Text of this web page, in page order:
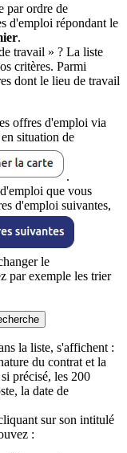
par ordre de
d'emploi répondant le
.
travail » ? La liste
critères. Parmi
dont le lieu de travail
offres d'emploi via
situation de
.
que vous
d'emploi suivantes,
le
par exemple les trier
la liste, s'affichent :
du contrat et la
précisé, les 200
la date de
sur son intitulé
: